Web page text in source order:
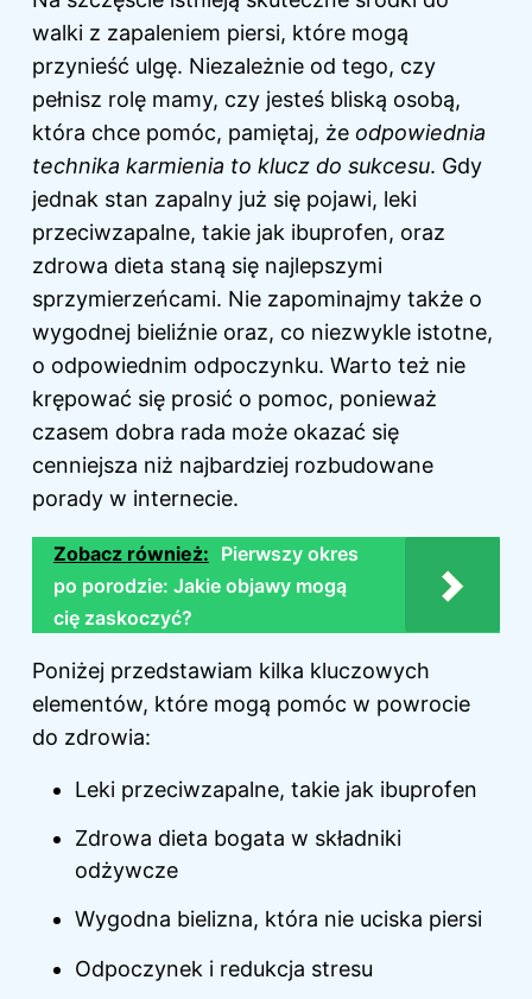
walki z zapaleniem piersi, które mogą
przynieść ulgę. Niezależnie od tego, czy
pełnisz rolę mamy, czy jesteś bliską osobą,
która chce pomóc, pamiętaj, że odpowiednia
technika karmienia to klucz do sukcesu. Gdy
jednak stan zapalny już się pojawi, leki
przeciwzapalne, takie jak ibuprofen, oraz
zdrowa dieta staną się najlepszymi
sprzymierzeńcami. Nie zapominajmy także o
wygodnej bieliźnie oraz, co niezwykle istotne,
o odpowiednim odpoczynku. Warto też nie
krępować się prosić o pomoc, ponieważ
czasem dobra rada może okazać się
cenniejsza niż najbardziej rozbudowane
porady w internecie.
Zobacz również: Pierwszy okres
po porodzie: Jakie objawy mogą
cię zaskoczyć?
Poniżej przedstawiam kilka kluczowych
elementów, które mogą pomóc w powrocie
do zdrowia:
Leki przeciwzapalne, takie jak ibuprofen
Zdrowa dieta bogata w składniki
odżywcze
Wygodna bielizna, która nie uciska piersi
Odpoczynek i redukcja stresu